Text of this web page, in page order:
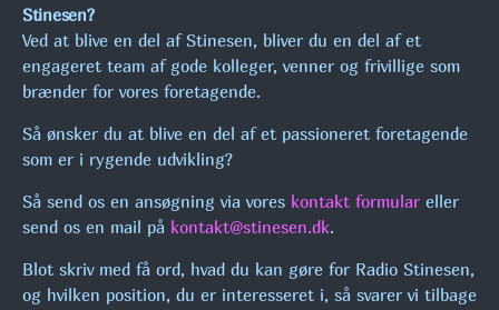
Stinesen?
Ved at blive en del af Stinesen, bliver du en del af et
engageret team af gode kolleger, venner og frivillige som
brænder for vores foretagende.
Så ønsker du at blive en del af et passioneret foretagende
som er i rygende udvikling?
Så send os en ansøgning via vores kontakt formular eller
send os en mail på kontakt@stinesen.dk.
Blot skriv med få ord, hvad du kan gøre for Radio Stinesen,
og hvilken position, du er interesseret i, så svarer vi tilbage